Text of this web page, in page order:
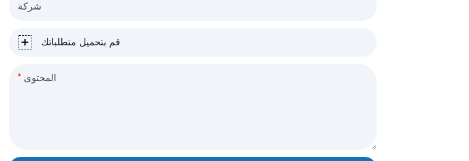
شركة
قم بتحميل متطلباتك
المحتوى